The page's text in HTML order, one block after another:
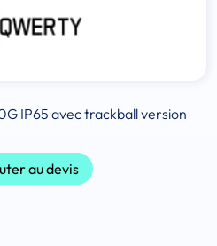
IP65 avec trackball version
au devis